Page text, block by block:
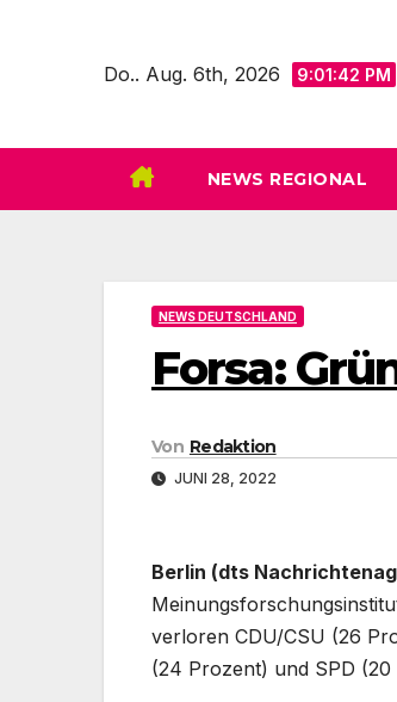
Do.. Aug. 6th, 2026 9:01:44 PM
NEWS REGIONAL
NEWS DEUTSCHLAND
Forsa:
Von Redaktion
JUNI 28, 2022
Berlin (dts
verloren CDU/CSU (26
(24 Prozent) und SPD